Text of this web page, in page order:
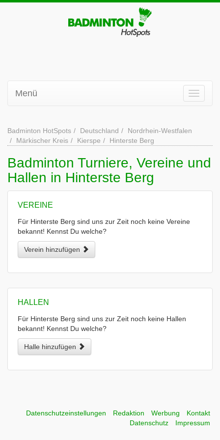
Menü
Badminton HotSpots Deutschland
Nordrhein-Westfalen
Märkischer Kreis
Kierspe Hinterste Berg
Badminton Turniere, Vereine und
Hallen in Hinterste Berg
VEREINE
Für Hinterste Berg sind uns zur Zeit noch keine Vereine
bekannt! Kennst Du welche?
Verein hinzufügen
HALLEN
Für Hinterste Berg sind uns zur Zeit noch keine Hallen
bekannt! Kennst Du welche?
Halle hinzufügen
Datenschutzeinstellungen Redaktion Werbung
Kontakt
Datenschutz
Impressum